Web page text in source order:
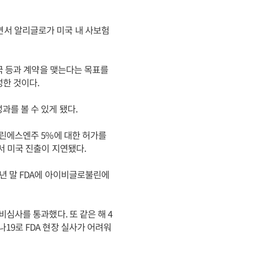
알리글로가 미국 내 사보험
등과 계약을 맺는다는 목표를
것이다.
를 볼 수 있게 됐다.
에스엔주 5%에 대한 허가를
미국 진출이 지연됐다.
말 FDA에 아이비글로불린에
심사를 통과했다. 또 같은 해 4
19로 FDA 현장 실사가 어려워